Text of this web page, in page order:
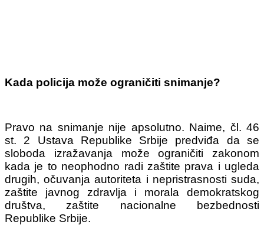
Kada policija može ograničiti snimanje?
Pravo na snimanje nije apsolutno. Naime, čl. 46
st. 2 Ustava Republike Srbije predviđa da se
sloboda izražavanja može ograničiti zakonom
kada je to neophodno radi zaštite prava i ugleda
drugih, očuvanja autoriteta i nepristrasnosti suda,
zaštite javnog zdravlja i morala demokratskog
društva, zaštite nacionalne bezbednosti
Republike Srbije.